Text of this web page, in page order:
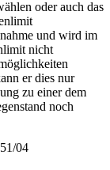
oder auch das
und wird im
nicht
er dies nur
zu einer dem
noch
04